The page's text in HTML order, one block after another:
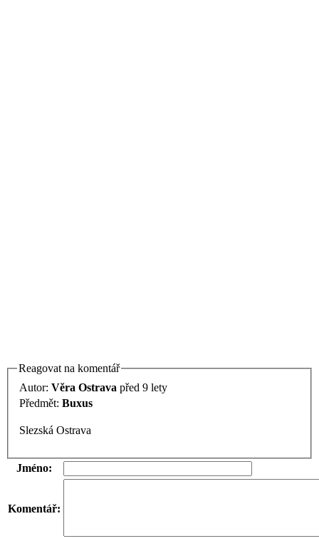
Reagovat na komentář
Autor: Věra Ostrava před 9 lety
Předmět: Buxus
Slezská Ostrava
Jméno:
Komentář: